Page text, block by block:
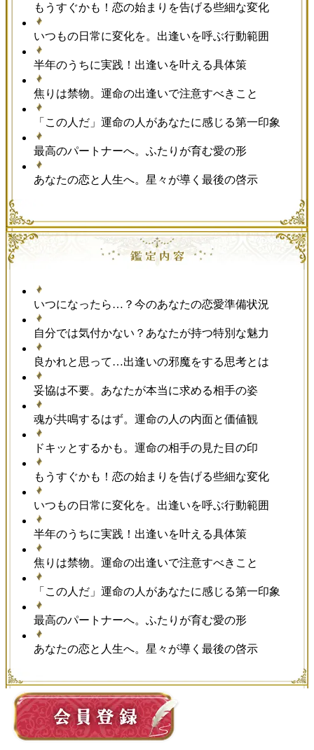
もうすぐかも！恋の始まりを告げる些細な変化
いつもの日常に変化を。出逢いを呼ぶ行動範囲
半年のうちに実践！出逢いを叶える具体策
焦りは禁物。運命の出逢いで注意すべきこと
「この人だ」運命の人があなたに感じる第一印象
最高のパートナーへ。ふたりが育む愛の形
あなたの恋と人生へ。星々が導く最後の啓示
いつになったら…？今のあなたの恋愛準備状況
自分では気付かない？あなたが持つ特別な魅力
良かれと思って…出逢いの邪魔をする思考とは
妥協は不要。あなたが本当に求める相手の姿
魂が共鳴するはず。運命の人の内面と価値観
ドキッとするかも。運命の相手の見た目の印
もうすぐかも！恋の始まりを告げる些細な変化
いつもの日常に変化を。出逢いを呼ぶ行動範囲
半年のうちに実践！出逢いを叶える具体策
焦りは禁物。運命の出逢いで注意すべきこと
「この人だ」運命の人があなたに感じる第一印象
最高のパートナーへ。ふたりが育む愛の形
あなたの恋と人生へ。星々が導く最後の啓示